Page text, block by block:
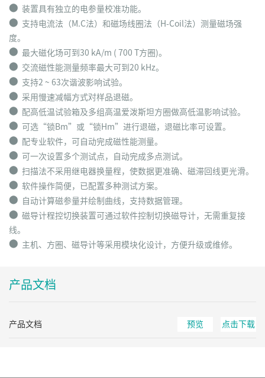
⬤ 装置具有独立的电参量校准功能。
⬤ 支持电流法（M.C法）和磁场线圈法（H-Coil法）测量磁场强
度。
⬤ 最大磁化场可到30 kA/m ( 700 T方圈)。
⬤ 交流磁性能测量频率最大可到20 kHz。
⬤ 支持2 ~ 63次谐波影响试验。
⬤ 采用慢速减幅方式对样品退磁。
⬤ 配高低温试验箱及多组高温爱泼斯坦方圈做高低温影响试验。
⬤ 可选“锁Bm”或“锁Hm”进行退磁，退磁比率可设置。
⬤ 配专业软件，可自动完成磁性能测量。
⬤ 可一次设置多个测试点，自动完成多点测试。
⬤ 扫描法不采用继电器换量程，使数据更准确、磁滞回线更光滑。
⬤ 软件操作简便，已配置多种测试方案。
⬤
自动计算磁参量并绘制曲线，支持数据管理。
⬤ 磁导计程控切换装置可通过软件控制切换磁导计，无需重复接
线。
⬤ 主机、方圈、磁导计等采用模块化设计，方便升级或维修。
产品文档
产品文档 预览 点击下载